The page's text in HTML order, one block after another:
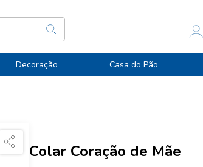
Decoração Casa do Pão
Colar Coração de Mãe